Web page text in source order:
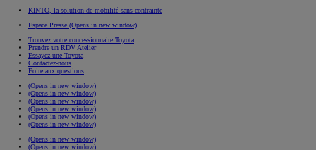
KINTO, la solution de mobilité sans contrainte
Espace Presse (Opens in new window)
Trouvez votre concessionnaire Toyota
Prendre un RDV Atelier
Essayez une Toyota
Contactez-nous
Foire aux questions
(Opens in new window)
(Opens in new window)
(Opens in new window)
(Opens in new window)
(Opens in new window)
(Opens in new window)
(Opens in new window)
(Opens in new window)